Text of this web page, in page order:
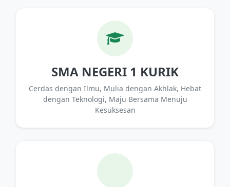
SMA NEGERI 1 KURIK
Cerdas dengan Ilmu, Mulia dengan Akhlak, Hebat
dengan Teknologi, Maju Bersama Menuju
Kesuksesan